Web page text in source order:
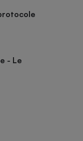
- Le